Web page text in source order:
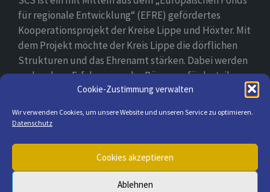
Cookie-Zustimmung verwalten
Wir verwenden Cookies, um unsere Website und unseren Service zu optimieren.
Datenschutz
Cookies akzeptieren
Ablehnen
für regionale Entwicklung“ (EFRE) gefördertes
Kooperationsprojekt der Kreise Lippe und Höxter. Mit
dem Projekt möchte der Kreis Lippe die dörflichen
Strukturen und das Ehrenamt stärken. Dabei werden
vorhandene Erfahrungen der Bürger gefördert, ihre
digitale Kompetenz gestärkt und bei der Erprobung